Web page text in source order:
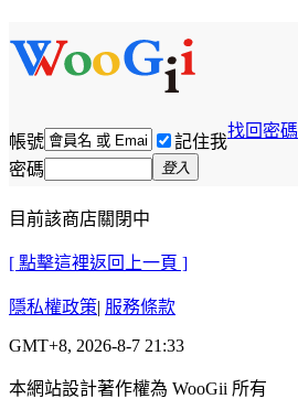
帳號 記住我
找回密碼
密碼 登入
目前該商店關閉中
[ 點擊這裡返回上一頁 ]
隱私權政策| 服務條款
GMT+8, 2026-8-7 21:33
本網站設計著作權為 WooGii 所有